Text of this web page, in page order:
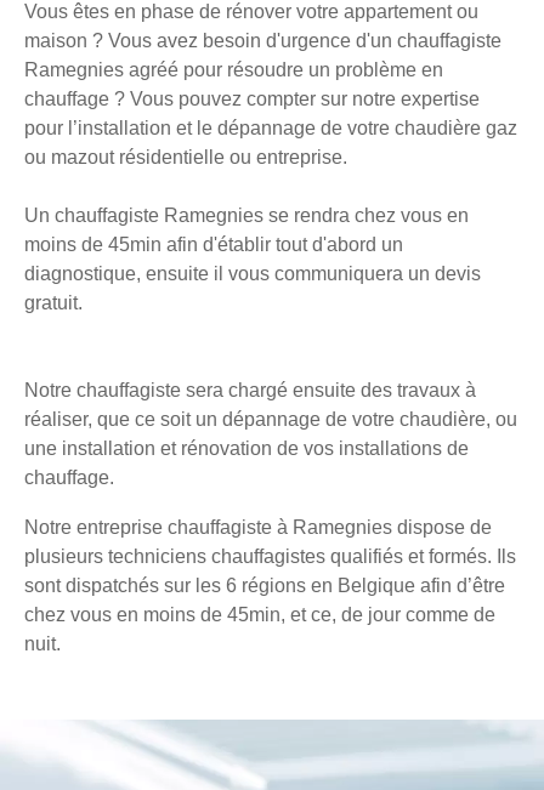
Vous êtes en phase de rénover votre appartement ou
maison ? Vous avez besoin d'urgence d'un chauffagiste
Ramegnies agréé pour résoudre un problème en
chauffage ? Vous pouvez compter sur notre expertise
pour l’installation et le dépannage de votre chaudière gaz
ou mazout résidentielle ou entreprise.
Un chauffagiste Ramegnies se rendra chez vous en
moins de 45min afin d'établir tout d'abord un
diagnostique, ensuite il vous communiquera un devis
gratuit.
Notre chauffagiste sera chargé ensuite des travaux à
réaliser, que ce soit un dépannage de votre chaudière, ou
une installation et rénovation de vos installations de
chauffage.
Notre entreprise chauffagiste à Ramegnies dispose de
plusieurs techniciens chauffagistes qualifiés et formés. Ils
sont dispatchés sur les 6 régions en Belgique afin d’être
chez vous en moins de 45min, et ce, de jour comme de
nuit.